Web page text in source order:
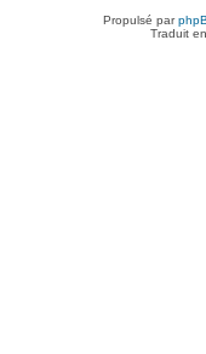
Propulsé par
Traduit